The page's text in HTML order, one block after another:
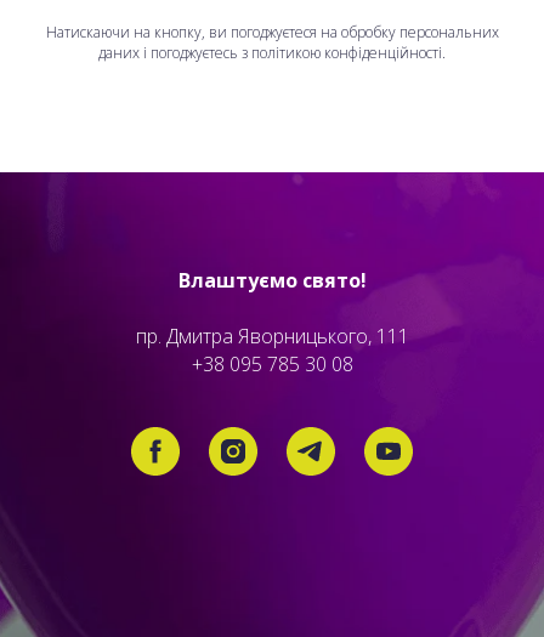
Натискаючи на кнопку, ви погоджуєтеся на обробку персональних
даних і погоджуєтесь з політикою конфіденційності.
Влаштуємо свято!
пр. Дмитра Яворницького, 111
+38 095 785 30 08